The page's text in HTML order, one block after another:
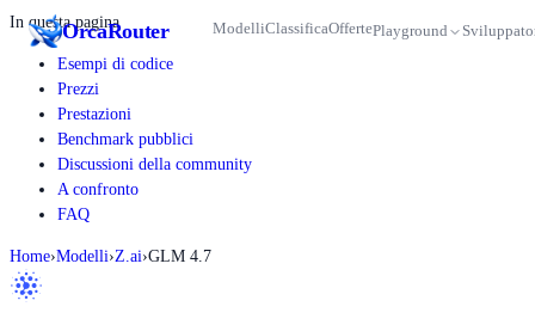
OrcaRouter ModelliClassificaOffertePlayground
In questa pagina
Esempi di codice
Prezzi
Prestazioni
Benchmark pubblici
Discussioni della community
A confronto
FAQ
Home›Modelli›Z.ai›GLM 4.7